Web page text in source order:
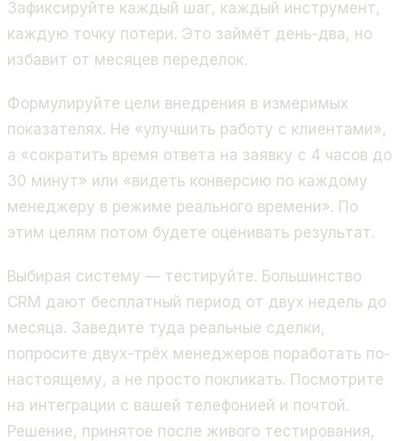
Зафиксируйте каждый шаг, каждый инструмент,
каждую точку потери. Это займёт день-два, но
избавит от месяцев переделок.
Формулируйте цели внедрения в измеримых
показателях. Не «улучшить работу с клиентами»,
а «сократить время ответа на заявку с 4 часов до
30 минут» или «видеть конверсию по каждому
менеджеру в режиме реального времени». По
этим целям потом будете оценивать результат.
Выбирая систему — тестируйте. Большинство
CRM дают бесплатный период от двух недель до
месяца. Заведите туда реальные сделки,
попросите двух-трёх менеджеров поработать по-
настоящему, а не просто покликать. Посмотрите
на интеграции с вашей телефонией и почтой.
Решение, принятое после живого тестирования,